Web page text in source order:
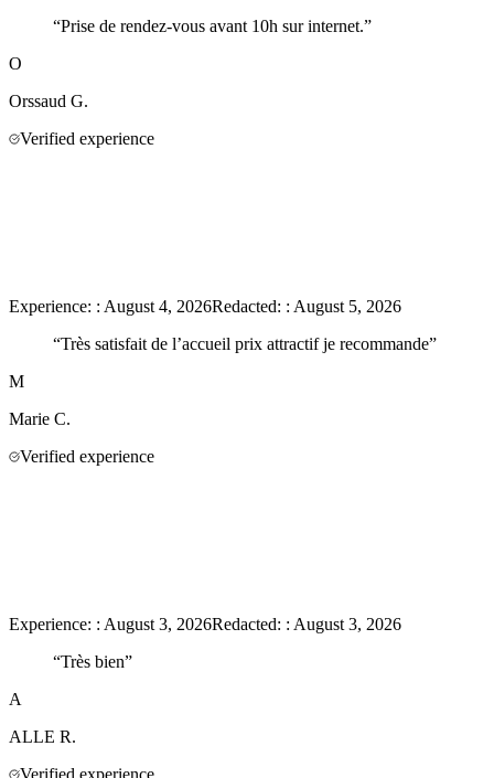
“Prise de rendez-vous avant 10h sur internet.”
O
Orssaud G.
Verified experience
Experience: : August 4, 2026Redacted: : August 5, 2026
“Très satisfait de l’accueil prix attractif je recommande”
M
Marie C.
Verified experience
Experience: : August 3, 2026Redacted: : August 3, 2026
“Très bien”
A
ALLE R.
Verified experience